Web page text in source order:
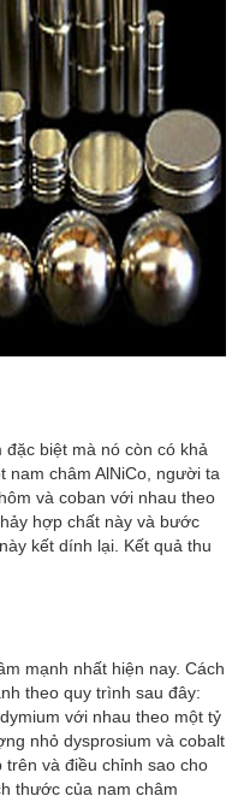
biệt mà nó còn có khả
nam châm AlNiCo, người ta
và coban với nhau theo
hợp chất này và bước
kết dính lại. Kết quả thu
mạnh nhất hiện nay. Cách
theo quy trình sau đây:
với nhau theo một tỷ
nhỏ dysprosium và cobalt
và điều chỉnh sao cho
thước của nam châm